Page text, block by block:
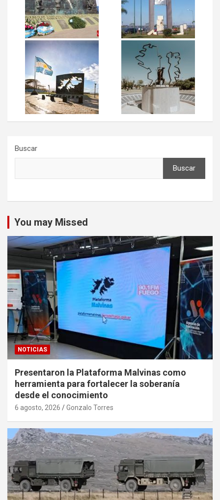
Buscar
Buscar
You may Missed
NOTICIAS
Presentaron la Plataforma Malvinas como
herramienta para fortalecer la soberanía
desde el conocimiento
6 agosto, 2026 Gonzalo Torres